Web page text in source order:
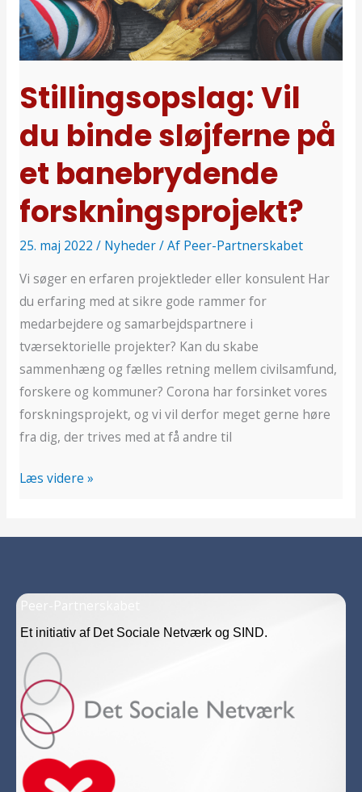
Stillingsopslag: Vil
du binde sløjferne på
et banebrydende
forskningsprojekt?
25. maj 2022 / Nyheder/ Af Peer-Partnerskabet
Vi søger en erfaren projektleder eller konsulent Har
du erfaring med at sikre gode rammer for
medarbejdere og samarbejdspartnere i
tværsektorielle projekter? Kan du skabe
sammenhæng og fælles retning mellem civilsamfund,
forskere og kommuner? Corona har forsinket vores
forskningsprojekt, og vi vil derfor meget gerne høre
fra dig, der trives med at få andre til
binde
sløjferne
på
et
banebrydende
forskningsprojekt?
Læs videre »
Peer-Partnerskabet
Et initiativ af Det Sociale Netværk og SIND.